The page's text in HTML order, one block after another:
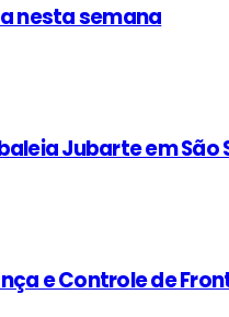
nesta semana
Jubarte em São
e Controle de